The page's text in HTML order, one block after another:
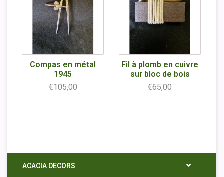
Compas en métal
1945
€105,00
Fil à plomb en cuivre
sur bloc de bois
€65,00
ACACIA DECORS